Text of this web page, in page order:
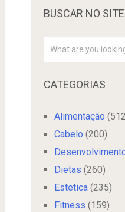
BUSCAR NO
CATEGORIAS
Alimentação
Cabelo (200)
Dietas (260)
Estetica(235)
Fitness (159)